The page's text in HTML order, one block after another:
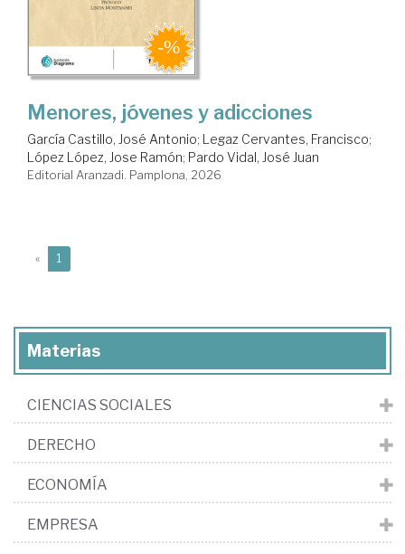
Menores, jóvenes y adicciones
García Castillo, José Antonio; Legaz Cervantes, Francisco;
López López, Jose Ramón; Pardo Vidal, José Juan
Editorial Aranzadi. Pamplona, 2026
« 1
Materias
CIENCIAS SOCIALES
DERECHO
ECONOMÍA
EMPRESA